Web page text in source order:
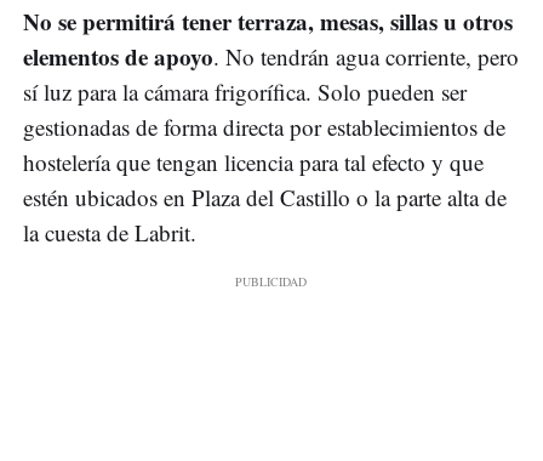
No se permitirá tener terraza, mesas, sillas u otros
elementos de apoyo. No tendrán agua corriente, pero
sí luz para la cámara frigorífica. Solo pueden ser
gestionadas de forma directa por establecimientos de
hostelería que tengan licencia para tal efecto y que
estén ubicados en Plaza del Castillo o la parte alta de
la cuesta de Labrit.